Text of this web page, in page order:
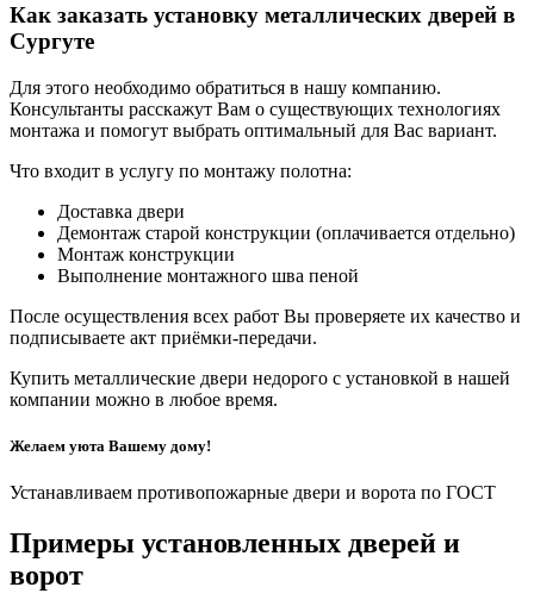
Как заказать установку металлических дверей в
Сургуте
Для этого необходимо обратиться в нашу компанию.
Консультанты расскажут Вам о существующих технологиях
монтажа и помогут выбрать оптимальный для Вас вариант.
Что входит в услугу по монтажу полотна:
Доставка двери
Демонтаж старой конструкции (оплачивается отдельно)
Монтаж конструкции
Выполнение монтажного шва пеной
После осуществления всех работ Вы проверяете их качество и
подписываете акт приёмки-передачи.
Купить металлические двери недорого с установкой в нашей
компании можно в любое время.
Желаем уюта Вашему дому!
Устанавливаем противопожарные двери и ворота по ГОСТ
Примеры установленных дверей и
ворот